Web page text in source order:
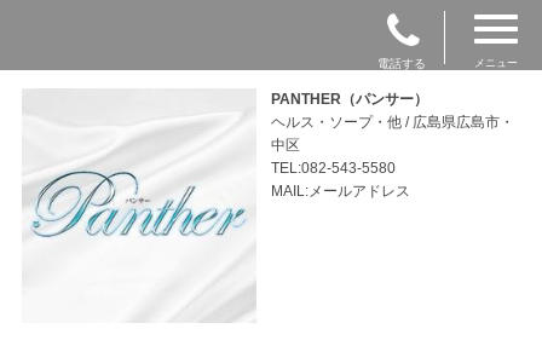
電話する メニュー
PANTHER（パンサー）
ヘルス・ソープ・他 / 広島県広島市・
中区
TEL:082-543-5580
MAIL:メールアドレス